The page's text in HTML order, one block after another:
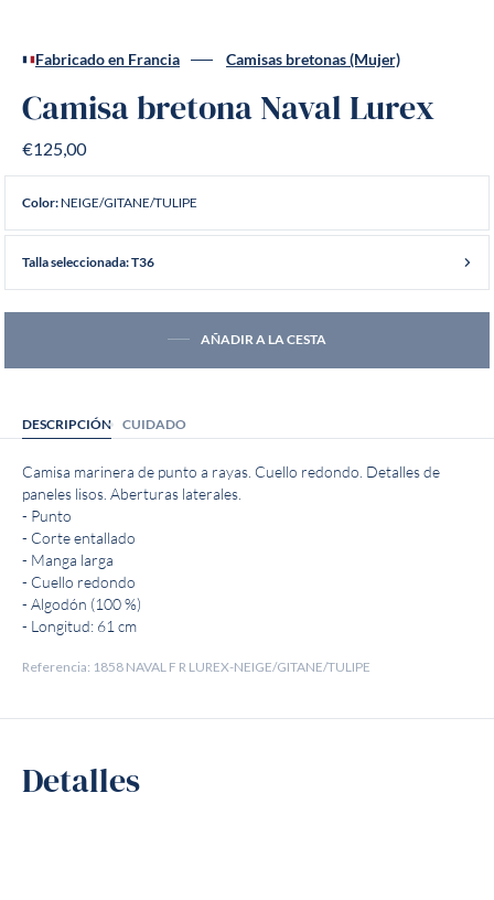
Fabricado en Francia Camisas bretonas (Mujer)
Camisa bretona Naval Lurex
€125,00
Color:NEIGE/GITANE/TULIPE
Talla seleccionada: T36
AÑADIR A LA CESTA
DESCRIPCIÓN CUIDADO
Camisa marinera de punto a rayas. Cuello redondo. Detalles de
paneles lisos. Aberturas laterales.
- Punto
- Corte entallado
- Manga larga
- Cuello redondo
- Algodón (100 %)
- Longitud: 61 cm
Referencia: 1858 NAVAL F R LUREX-NEIGE/GITANE/TULIPE
Detalles